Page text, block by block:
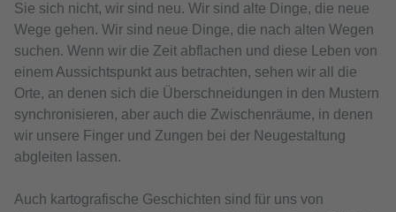
Sie sich nicht, wir sind neu. Wir sind alte Dinge, die neue
Wege gehen. Wir sind neue Dinge, die nach alten Wegen
suchen. Wenn wir die Zeit abflachen und diese Leben von
einem Aussichtspunkt aus betrachten, sehen wir all die
Orte, an denen sich die Überschneidungen in den Mustern
synchronisieren, aber auch die Zwischenräume, in denen
wir unsere Finger und Zungen bei der Neugestaltung
abgleiten lassen.
Auch kartografische Geschichten sind für uns von